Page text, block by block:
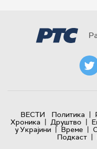
ВЕСТИ Политика |
Хроника | Друштво |
у Украјини | Време |
Подкаст |